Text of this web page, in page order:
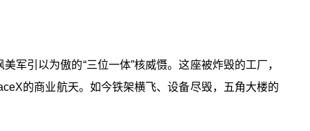
军引以为傲的“三位一体”核威慑。这座被炸毁的工厂，
的商业航天。如今铁架横飞、设备尽毁，五角大楼的